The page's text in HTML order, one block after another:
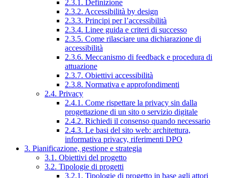
2.3.1. Definizione
2.3.2. Accessibilità by design
2.3.3. Principi per l’accessibilità
2.3.4. Linee guida e criteri di successo
2.3.5. Come rilasciare una dichiarazione di
accessibilità
2.3.6. Meccanismo di feedback e procedura di
attuazione
2.3.7. Obiettivi accessibilità
2.3.8. Normativa e approfondimenti
2.4. Privacy
2.4.1. Come rispettare la privacy sin dalla
progettazione di un sito o servizio digitale
2.4.2. Richiedi il consenso quando necessario
2.4.3. Le basi del sito web: architettura,
informativa privacy, riferimenti DPO
3. Pianificazione, gestione e strategia
3.1. Obiettivi del progetto
3.2. Tipologie di progetti
3.2.1. Tipologie di progetto in base agli attori